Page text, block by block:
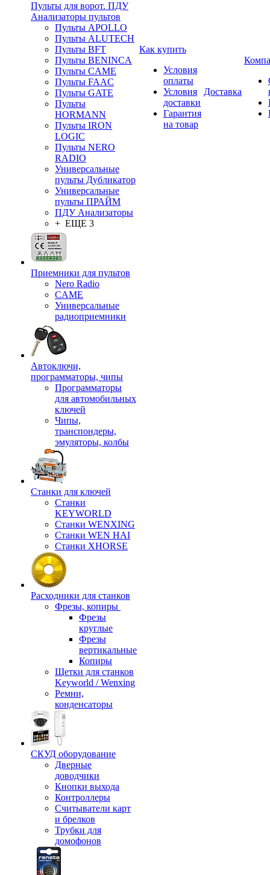
Пульты для ворот. ПДУ
Анализаторы пультов
Пульты APOLLO
Пульты ALUTECH
Пульты BFT
Пульты BENINCA
Пульты CAME
Пульты FAAC
Пульты GATE
Пульты
HORMANN
Пульты IRON
LOGIC
Пульты NERO
RADIO
Универсальные
пульты Дубликатор
Универсальные
пульты ПРАЙМ
ПДУ Анализаторы
+ ЕЩЕ 3
Приемники для пультов
Nero Radio
CAME
Универсальные
радиоприемники
Автоключи,
программаторы, чипы
Программаторы
для автомобильных
ключей
Чипы,
транспондеры,
эмуляторы, колбы
Станки для ключей
Станки
KEYWORLD
Станки WENXING
Станки WEN HAI
Станки XHORSE
Расходники для станков
Фрезы, копиры
Фрезы
круглые
Фрезы
вертикальные
Копиры
Щетки для станков
Keyworld / Wenxing
Ремни,
конденсаторы
СКУД оборудование
Дверные
доводчики
Кнопки выхода
Контроллеры
Считыватели карт
и брелков
Трубки для
домофонов
Как купить
Условия
оплаты
Условия
доставки
Гарантия
на товар
Доставка